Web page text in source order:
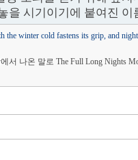
을 시기이기에 붙여진 이
the winter cold fastens its grip, and
서 나온 말로 The Full Long Nights